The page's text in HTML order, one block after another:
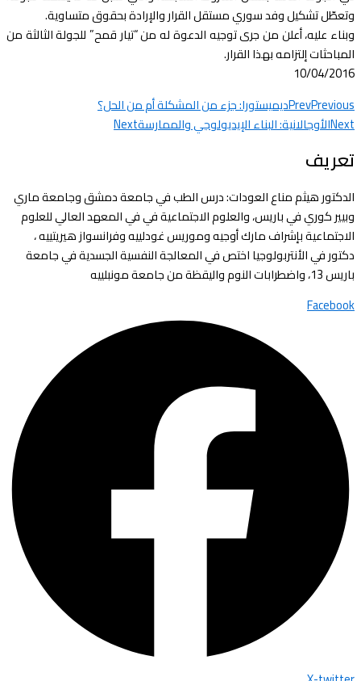
وتعطّل تشكيل وفد سوري مستقل القرار والإرادة بحقوق متساوية.
وبناء عليه، أعلن من جرى توجيه الدعوة له من “تيار قمح” للجولة الثالثة من
المباحثات إلتزامه بهذا القرار.
10/04/2016
PrevPrevious
ديميستورا: جزء من المشكلة أم من الحل؟
Nextالأوجالانية: البناء الإيديولوجي والممارسةNext
تعريف
الدكتور هيثم مناع العودات: درس الطب في جامعة دمشق وجامعة ماري
وبيير كوري في باريس، والعلوم الاجتماعية في في المعهد العالي للعلوم
الاجتماعية بإشراف مارك أوجيه وموريس غودلييه وفرانسواز هيريتييه ،
دكتور في الأنتربولوجيا اختص في المعالجة النفسية الجسدية في جامعة
باريس 13، واضطرابات النوم واليقظة من جامعة مونبلييه
Facebook